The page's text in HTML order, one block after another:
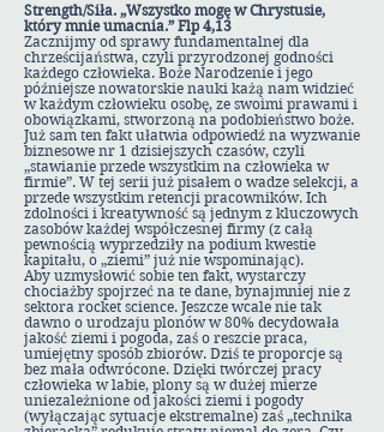
Strength/Siła. „Wszystko mogę w Chrystusie,
który mnie umacnia.” Flp 4,13
Zacznijmy od sprawy fundamentalnej dla
chrześcijaństwa, czyli przyrodzonej godności
każdego człowieka. Boże Narodzenie i jego
późniejsze nowatorskie nauki każą nam widzieć
w każdym człowieku osobę, ze swoimi prawami i
obowiązkami, stworzoną na podobieństwo boże.
Już sam ten fakt ułatwia odpowiedź na wyzwanie
biznesowe nr 1 dzisiejszych czasów, czyli
„stawianie przede wszystkim na człowieka w
firmie”. W tej serii już pisałem o wadze selekcji, a
przede wszystkim retencji pracowników. Ich
zdolności i kreatywność są jednym z kluczowych
zasobów każdej współczesnej firmy (z całą
pewnością wyprzedziły na podium kwestie
kapitału, o „ziemi” już nie wspominając).
Aby uzmysłowić sobie ten fakt, wystarczy
chociażby spojrzeć na te dane, bynajmniej nie z
sektora rocket science. Jeszcze wcale nie tak
dawno o urodzaju plonów w 80% decydowała
jakość ziemi i pogoda, zaś o reszcie praca,
umiejętny sposób zbiorów. Dziś te proporcje są
bez mała odwrócone. Dzięki twórczej pracy
człowieka w labie, plony są w dużej mierze
uniezależnione od jakości ziemi i pogody
(wyłączając sytuacje ekstremalne) zaś „technika